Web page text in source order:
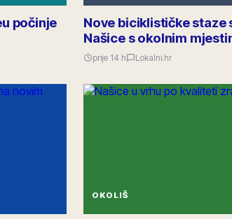
počinje
Nove biciklističke staze
Našice s okolnim
prije 14 h Lokalni.hr
OKOLIŠ